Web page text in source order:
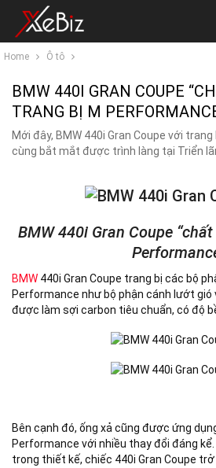
Home Ô tô
BMW 440I GRAN COUPE
TRANG BỊ M
Mới đây, BMW 440i Gran Coupe với
cùng bắt mắt được trình làng tại Triển
BMW 440i Gran Coupe
BMW 440i Gran Coupe trang bị các bộ
Performance như bộ phận cánh lướt
được làm sợi carbon tiêu chuẩn, có độ
Bên cạnh đó, ống xả cũng được ứng
Performance với nhiều thay đổi đáng
trong thiết kế, chiếc 440i Gran Coupe